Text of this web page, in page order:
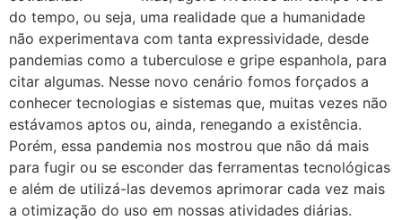
do tempo, ou seja, uma realidade que a humanidade
não experimentava com tanta expressividade, desde
pandemias como a tuberculose e gripe espanhola, para
citar algumas. Nesse novo cenário fomos forçados a
conhecer tecnologias e sistemas que, muitas vezes não
estávamos aptos ou, ainda, renegando a existência.
Porém, essa pandemia nos mostrou que não dá mais
para fugir ou se esconder das ferramentas tecnológicas
e além de utilizá-las devemos aprimorar cada vez mais
a otimização do uso em nossas atividades diárias.